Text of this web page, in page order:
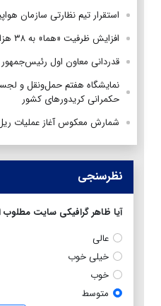
استقرار تیم‌ نظارتی سازمان
افزایش ظرفیت «هما» به ۳۸ هزار صندلی در اربعین ۱۴۰۵
قدردانی معاون اول رئیس‌جمهور
نمایشگاه هفتم حمل‌ونقل و
حکمرانی کریدورهای کشور
شمارش معکوس آغاز عملیات
نظرسنجی
آیا ظاهر گرافیکی سایت
عالی
خیلی خوب
خوب
متوسط